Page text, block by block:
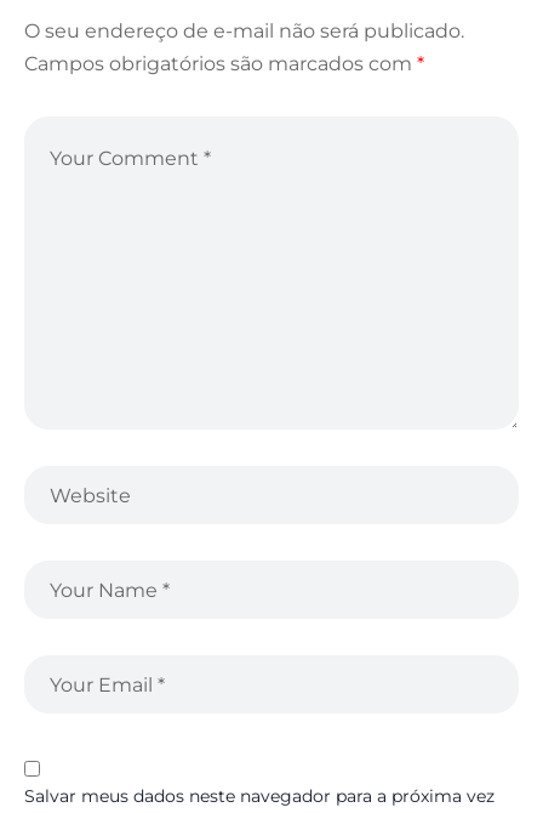
O seu endereço de e-mail não será publicado.
Campos obrigatórios são marcados com *
Salvar meus dados neste navegador para a próxima vez